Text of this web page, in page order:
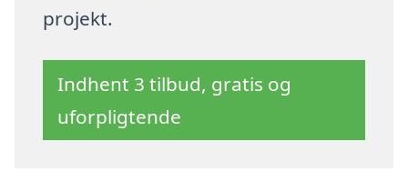
projekt.
Indhent 3 tilbud, gratis og
uforpligtende